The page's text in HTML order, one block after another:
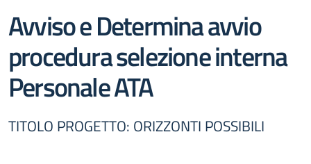
Avviso e Determina avvio
procedura selezione interna
Personale ATA
TITOLO PROGETTO: ORIZZONTI POSSIBILI